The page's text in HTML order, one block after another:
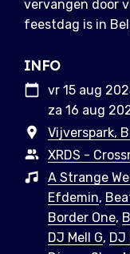
vervangen door
feestdag is in
INFO
vr 15 aug
za 16 aug
Vijverspark,
XRDS -
A Strange
Efdemin,
Border One,
DJ Mell G, DJ